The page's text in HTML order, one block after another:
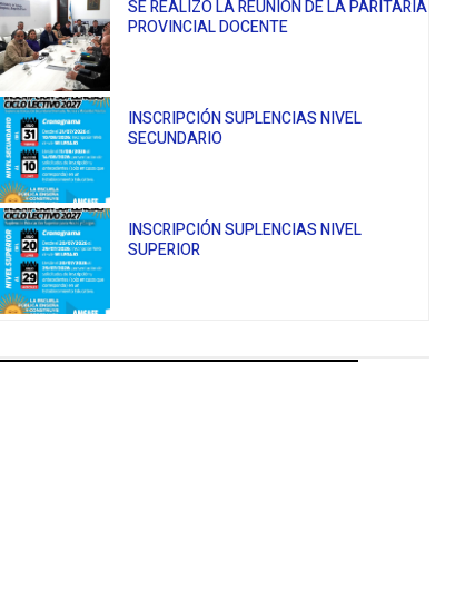
SE REALIZÓ LA REUNIÓN DE LA PARITARIA
PROVINCIAL DOCENTE
INSCRIPCIÓN SUPLENCIAS NIVEL
SECUNDARIO
INSCRIPCIÓN SUPLENCIAS NIVEL
SUPERIOR